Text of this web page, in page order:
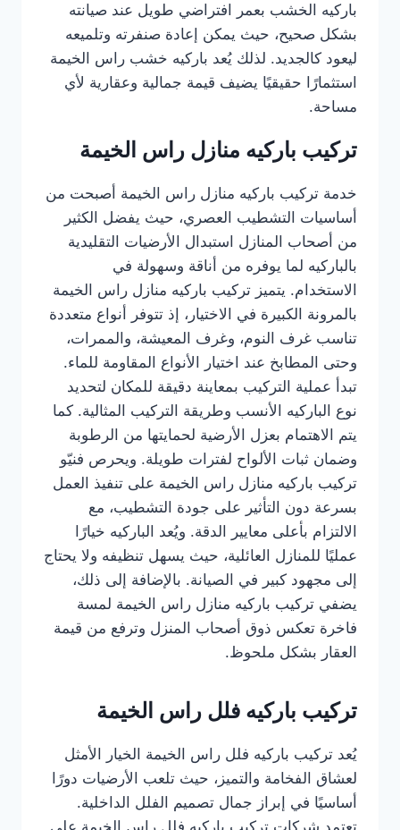
باركيه الخشب بعمر افتراضي طويل عند صيانته
بشكل صحيح، حيث يمكن إعادة صنفرته وتلميعه
ليعود كالجديد. لذلك يُعد باركيه خشب راس الخيمة
استثمارًا حقيقيًا يضيف قيمة جمالية وعقارية لأي
مساحة.
تركيب باركيه منازل راس الخيمة
خدمة تركيب باركيه منازل راس الخيمة أصبحت من
أساسيات التشطيب العصري، حيث يفضل الكثير
من أصحاب المنازل استبدال الأرضيات التقليدية
بالباركيه لما يوفره من أناقة وسهولة في
الاستخدام. يتميز تركيب باركيه منازل راس الخيمة
بالمرونة الكبيرة في الاختيار، إذ تتوفر أنواع متعددة
تناسب غرف النوم، وغرف المعيشة، والممرات،
وحتى المطابخ عند اختيار الأنواع المقاومة للماء.
تبدأ عملية التركيب بمعاينة دقيقة للمكان لتحديد
نوع الباركيه الأنسب وطريقة التركيب المثالية. كما
يتم الاهتمام بعزل الأرضية لحمايتها من الرطوبة
وضمان ثبات الألواح لفترات طويلة. ويحرص فنيّو
تركيب باركيه منازل راس الخيمة على تنفيذ العمل
بسرعة دون التأثير على جودة التشطيب، مع
الالتزام بأعلى معايير الدقة. ويُعد الباركيه خيارًا
عمليًا للمنازل العائلية، حيث يسهل تنظيفه ولا يحتاج
إلى مجهود كبير في الصيانة. بالإضافة إلى ذلك،
يضفي تركيب باركيه منازل راس الخيمة لمسة
فاخرة تعكس ذوق أصحاب المنزل وترفع من قيمة
العقار بشكل ملحوظ.
تركيب باركيه فلل راس الخيمة
يُعد تركيب باركيه فلل راس الخيمة الخيار الأمثل
لعشاق الفخامة والتميز، حيث تلعب الأرضيات دورًا
أساسيًا في إبراز جمال تصميم الفلل الداخلية.